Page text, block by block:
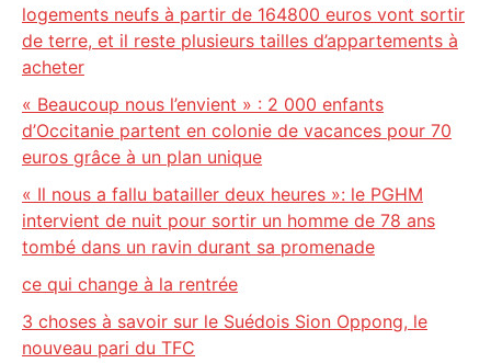
logements neufs à partir de 164800 euros vont sortir
de terre, et il reste plusieurs tailles d’appartements à
acheter
« Beaucoup nous l’envient » : 2 000 enfants
d’Occitanie partent en colonie de vacances pour 70
euros grâce à un plan unique
« Il nous a fallu batailler deux heures »: le PGHM
intervient de nuit pour sortir un homme de 78 ans
tombé dans un ravin durant sa promenade
ce qui change à la rentrée
3 choses à savoir sur le Suédois Sion Oppong, le
nouveau pari du TFC